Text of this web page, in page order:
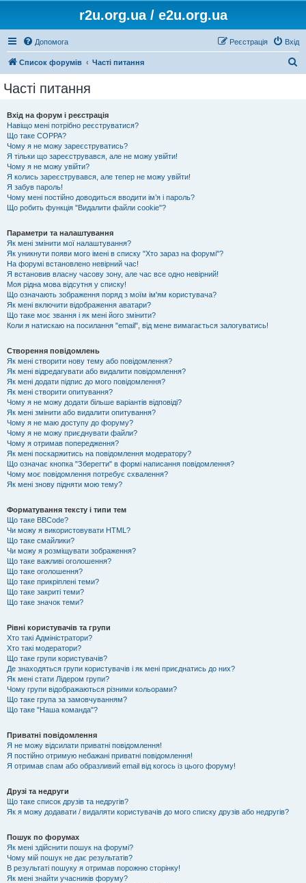
r2u.org.ua / e2u.org.ua
Допомога Вхід
Реєстрація
Список форумів Часті питання
Часті питання
Вхід на форум і реєстрація
Навіщо мені потрібно реєструватися?
Що таке COPPA?
Чому я не можу зареєструватись?
Я тільки що зареєструвався, але не можу увійти!
Чому я не можу увійти?
Я колись зареєструвався, але тепер не можу увійти!
Я забув пароль!
Чому мені постійно доводиться вводити ім’я і пароль?
Що робить функція "Видалити файли cookie"?
Параметри та налаштування
Як мені змінити мої налаштування?
Як уникнути появи мого імені в списку "Хто зараз на форумі"?
На форумі встановлено невірний час!
Я встановив власну часову зону, але час все одно невірний!
Моя рідна мова відсутня у списку!
Що означають зображення поряд з моїм ім'ям користувача?
Як мені включити відображення аватари?
Що таке моє звання і як мені його змінити?
Коли я натискаю на посилання "email", від мене вимагається залогуватись!
Створення повідомлень
Як мені створити нову тему або повідомлення?
Як мені відредагувати або видалити повідомлення?
Як мені додати підпис до мого повідомлення?
Як мені створити опитування?
Чому я не можу додати більше варіантів відповіді?
Як мені змінити або видалити опитування?
Чому я не маю доступу до форуму?
Чому я не можу приєднувати файли?
Чому я отримав попередження?
Як мені поскаржитись на повідомлення модератору?
Що означає кнопка "Зберегти" в формі написання повідомлення?
Чому моє повідомлення потребує схвалення?
Як мені знову підняти мою тему?
Форматування тексту і типи тем
Що таке BBCode?
Чи можу я використовувати HTML?
Що таке смайлики?
Чи можу я розміщувати зображення?
Що таке важливі оголошення?
Що таке оголошення?
Що таке прикріплені теми?
Що таке закриті теми?
Що таке значок теми?
Рівні користувачів та групи
Хто такі Адміністратори?
Хто такі модератори?
Що таке групи користувачів?
Де знаходяться групи користувачів і як мені приєднатись до них?
Як мені стати Лідером групи?
Чому групи відображаються різними кольорами?
Що таке група за замовчуванням?
Що таке "Наша команда"?
Приватні повідомлення
Я не можу відсилати приватні повідомлення!
Я постійно отримую небажані приватні повідомлення!
Я отримав спам або образливий email від когось із цього форуму!
Друзі та недруги
Що таке список друзів та недругів?
Як я можу додавати / видаляти користувачів до мого списку друзів або недругів?
Пошук по форумах
Як мені здійснити пошук на форумі?
Чому мій пошук не дає результатів?
В результаті пошуку я отримав порожню сторінку!
Як мені знайти учасників форуму?